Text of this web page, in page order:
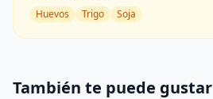
Huevos Trigo Soja
También te puede gustar